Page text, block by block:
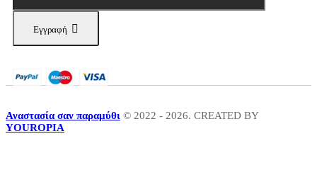
Εγγραφή
Αναστασία σαν παραμύθι © 2022 - 2026. CREATED BY
YOUROPIA